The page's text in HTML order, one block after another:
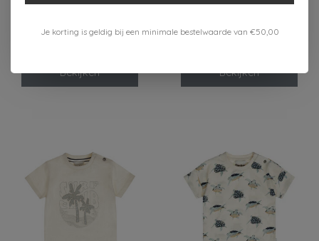
Bekijken Bekijken
Je korting is geldig bij een minimale bestelwaarde van €50,00